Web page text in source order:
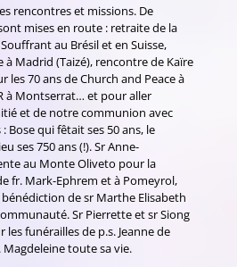
rencontres et missions. De
mises en route : retraite de la
au Brésil et en Suisse,
à Madrid (Taizé), rencontre de Kaïre
les 70 ans de Church and Peace à
à Montserrat… et pour aller
et de notre communion avec
Bose qui fêtait ses 50 ans, le
ses 750 ans (!). Sr Anne-
au Monte Oliveto pour la
fr. Mark-Ephrem et à Pomeyrol,
bénédiction de sr Marthe Elisabeth
Sr Pierrette et sr Siong
funérailles de p.s. Jeanne de
Magdeleine toute sa vie.